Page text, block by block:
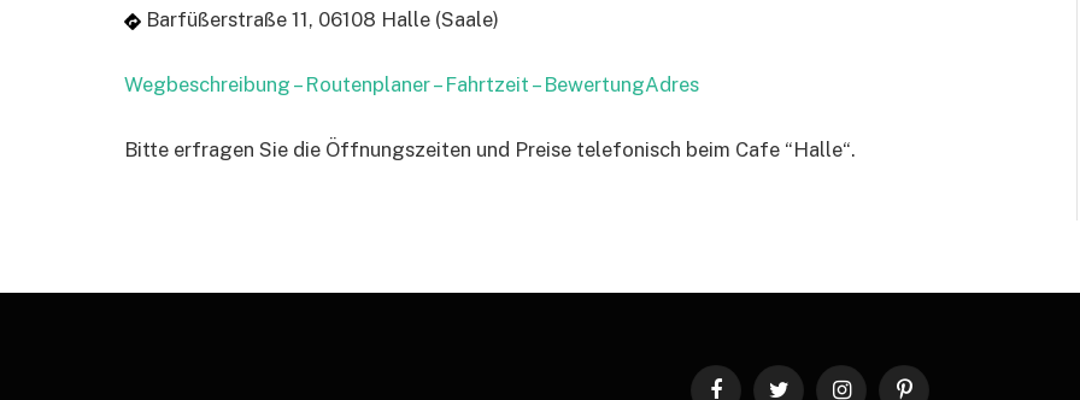
Barfüßerstraße 11, 06108 Halle (Saale)
Wegbeschreibung – Routenplaner – Fahrtzeit – BewertungAdres
Bitte erfragen Sie die Öffnungszeiten und Preise telefonisch beim Cafe “Halle“.